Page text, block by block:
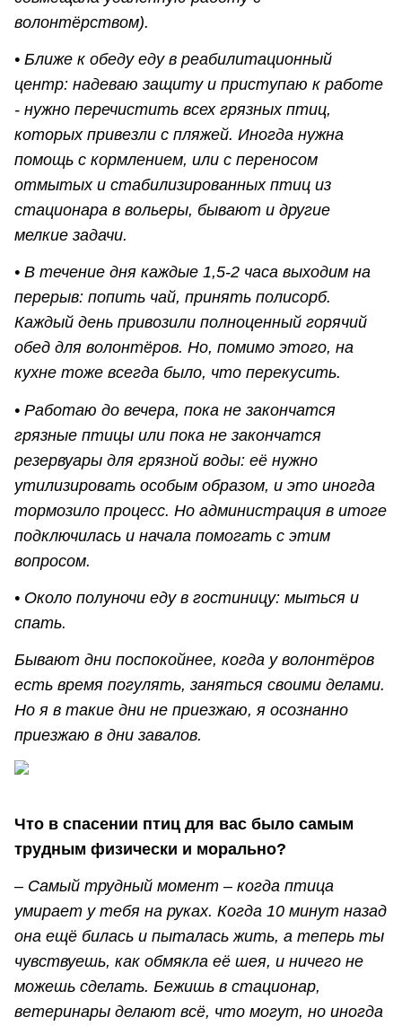
волонтёрством).
• Ближе к обеду еду в реабилитационный
центр: надеваю защиту и приступаю к работе
- нужно перечистить всех грязных птиц,
которых привезли с пляжей. Иногда нужна
помощь с кормлением, или с переносом
отмытых и стабилизированных птиц из
стационара в вольеры, бывают и другие
мелкие задачи.
• В течение дня каждые 1,5-2 часа выходим на
перерыв: попить чай, принять полисорб.
Каждый день привозили полноценный горячий
обед для волонтёров. Но, помимо этого, на
кухне тоже всегда было, что перекусить.
• Работаю до вечера, пока не закончатся
грязные птицы или пока не закончатся
резервуары для грязной воды: её нужно
утилизировать особым образом, и это иногда
тормозило процесс. Но администрация в итоге
подключилась и начала помогать с этим
вопросом.
• Около полуночи еду в гостиницу: мыться и
спать.
Бывают дни поспокойнее, когда у волонтёров
есть время погулять, заняться своими делами.
Но я в такие дни не приезжаю, я осознанно
приезжаю в дни завалов.
Что в спасении птиц для вас было самым
трудным физически и морально?
– Самый трудный момент – когда птица
умирает у тебя на руках. Когда 10 минут назад
она ещё билась и пыталась жить, а теперь ты
чувствуешь, как обмякла её шея, и ничего не
можешь сделать. Бежишь в стационар,
ветеринары делают всё, что могут, но иногда